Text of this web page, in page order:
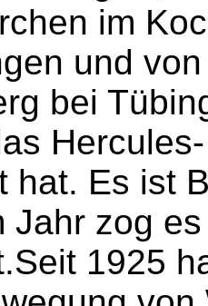
im
und
bei
hat. Es ist
Jahr zog
1925